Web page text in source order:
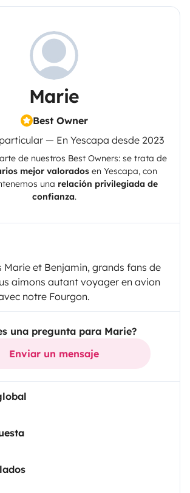
Marie
Best Owner
— En Yescapa desde 2023
de nuestros Best Owners: se trata de
mejor valoradosen Yescapa, con
una relación privilegiada de
confianza.
Marie et Benjamin, grands fans de
aimons autant voyager en avion
notre Fourgon.
una pregunta para Marie?
Enviar un mensaje